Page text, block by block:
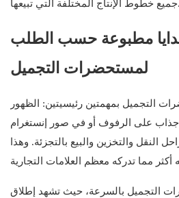
جميع خطوط الإنتاج المختلفة التي تبيعها.
مطبوعة حسب الطلب
لمستحضرات التجميل
التجميل بمهمتين رئيسيتين: الظهور
النقل والتخزين والبيع بالتجزئة. وهذا
التجميل بالسرعة، حيث تشهد إطلاق